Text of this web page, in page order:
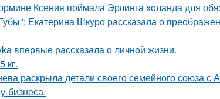
Ксения поймала Эрлинга холанда для
Екатерина Шкуро рассказала о
впервые рассказала о личной жизни.
кг.
раскрыла детали своего семейного союза с
бизнеса.